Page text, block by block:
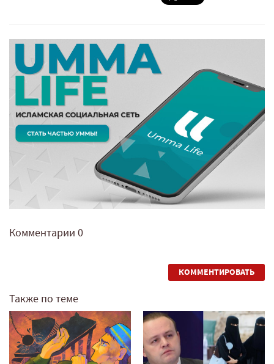
Комментарии 0
КОММЕНТИРОВАТЬ
Также по теме